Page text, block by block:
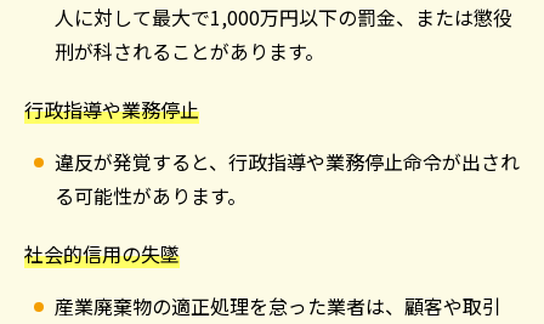
人に対して最大で1,000万円以下の罰金、または懲役
刑が科されることがあります。
行政指導や業務停止
違反が発覚すると、行政指導や業務停止命令が出され
る可能性があります。
社会的信用の失墜
産業廃棄物の適正処理を怠った業者は、顧客や取引